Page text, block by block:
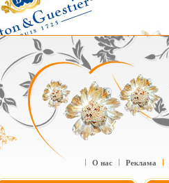
О нас Реклама